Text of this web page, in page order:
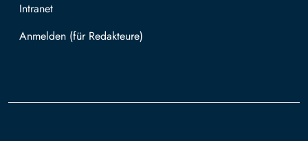
Intranet
Mit TUBAF Login anmelden